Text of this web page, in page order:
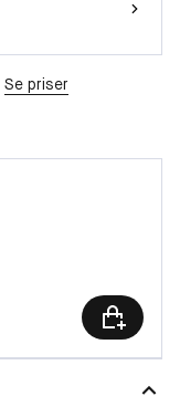
Se priser